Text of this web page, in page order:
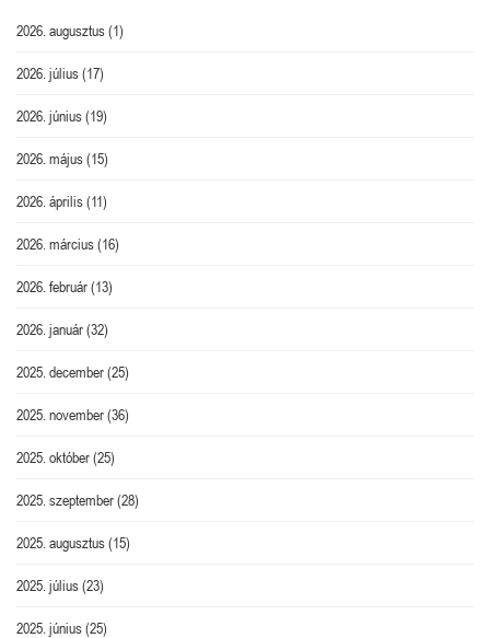
2026. augusztus(1)
2026. július(17)
2026. június(19)
2026. május(15)
2026. április(11)
2026. március(16)
2026. február(13)
2026. január(32)
2025. december(25)
2025. november(36)
2025. október(25)
2025. szeptember(28)
2025. augusztus(15)
2025. július(23)
2025. június(25)